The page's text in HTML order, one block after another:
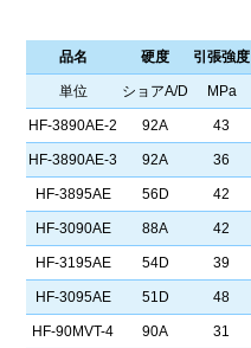
品名 硬度 引張強度
単位 ショアA/D MPa
HF-3890AE-2 92A 43
HF-3890AE-3 92A 36
HF-3895AE 56D 42
HF-3090AE 88A 42
HF-3195AE 54D 39
HF-3095AE 51D 48
HF-90MVT-4 90A 31